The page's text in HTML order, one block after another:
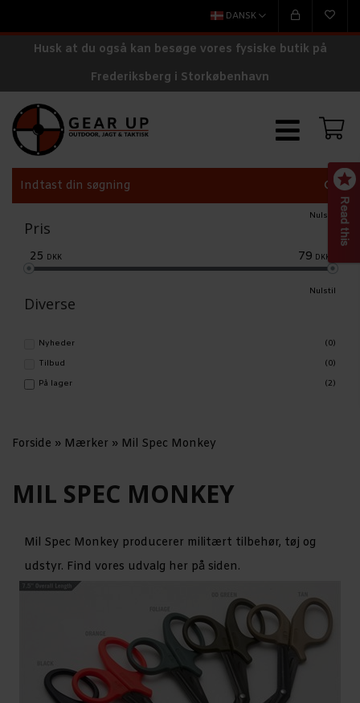
DANSK
Husk at du også kan besøge vores fysiske butik på
Frederiksberg i Storkøbenhavn
Pris
Nulstil
25 DKK 79 DKK
Diverse
Nulstil
Nyheder
(0)
Tilbud
(0)
På lager
(2)
Forside » Mærker » Mil Spec Monkey
MIL SPEC MONKEY
Mil Spec Monkey producerer militært tilbehør, tøj og
udstyr. Find vores udvalg her på siden.